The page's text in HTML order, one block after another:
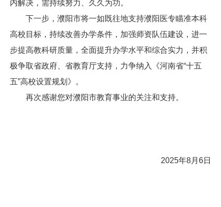
内解决，需持续努力、久久为功。
下一步，濮阳市将一如既往地支持濮阳医专瞄准本科
高校目标，持续改善办学条件，加强师资队伍建设，进一
步提高教科研质量，全面提升办学水平和综合实力，并积
极争取省政府、省教育厅支持，力争纳入《河南省“十五
五”高校设置规划》。
再次感谢您对濮阳市教育事业的关注和支持。
2025年8月 6日